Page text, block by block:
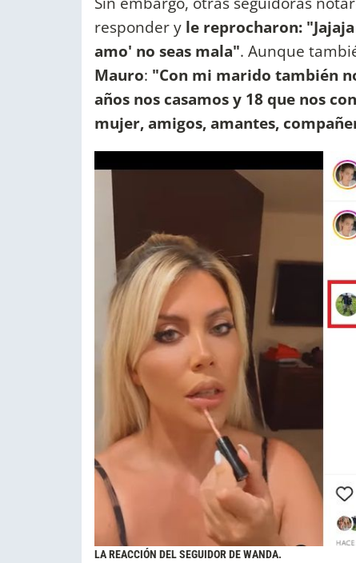
responder y le reprocharon:
amo' no seas mala". Aunque
Mauro: "Con mi marido también
años nos casamos y 18 que nos
mujer, amigos, amantes,
LA REACCIÓN DEL SEGUIDOR DE WANDA.